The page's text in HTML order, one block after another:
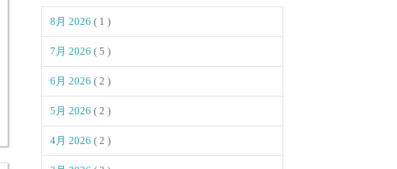
8月 2026 ( 1 )
7月 2026 ( 5 )
6月 2026 ( 2 )
5月 2026 ( 2 )
4月 2026 ( 2 )